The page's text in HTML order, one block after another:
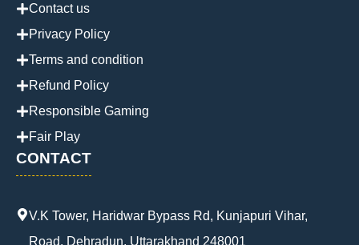
Contact us
Privacy Policy
Terms and condition
Refund Policy
Responsible Gaming
Fair Play
CONTACT
V.K Tower, Haridwar Bypass Rd, Kunjapuri Vihar,
Road, Dehradun, Uttarakhand 248001